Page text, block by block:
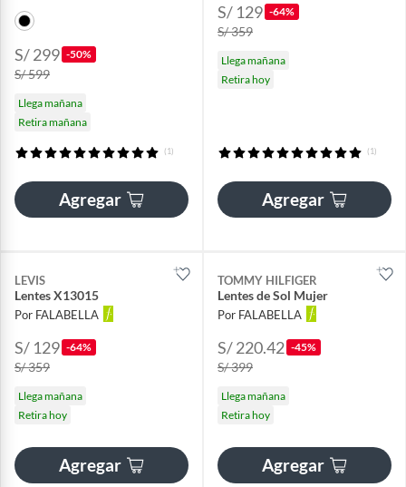
S/ 299 -50%
S/ 599
Llega mañana
Retira mañana
(1)
Agregar
S/ 129 -64%
S/ 359
Llega mañana
Retira hoy
(1)
Agregar
LEVIS
Lentes X13015
Por FALABELLA
S/ 129 -64%
S/ 359
Llega mañana
Retira hoy
Agregar
TOMMY HILFIGER
Lentes de Sol Mujer
Por FALABELLA
S/ 220.42 -45%
S/ 399
Llega mañana
Retira hoy
Agregar